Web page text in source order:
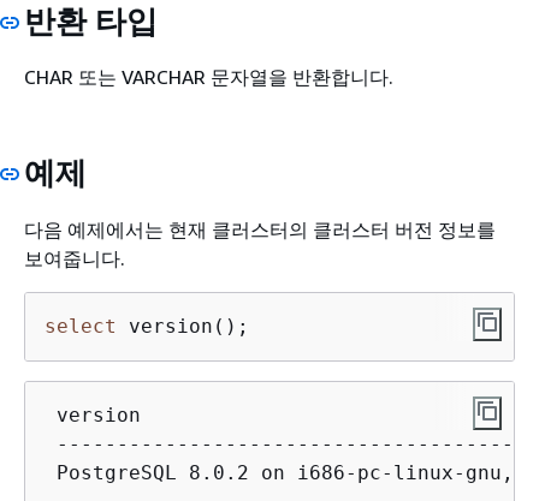
반환 타입
CHAR 또는 VARCHAR 문자열을 반환합니다.
예제
다음 예제에서는 현재 클러스터의 클러스터 버전 정보를
보여줍니다.
select version();
version
PostgreSQL 8.0.2 on i686-pc-linux-gnu,